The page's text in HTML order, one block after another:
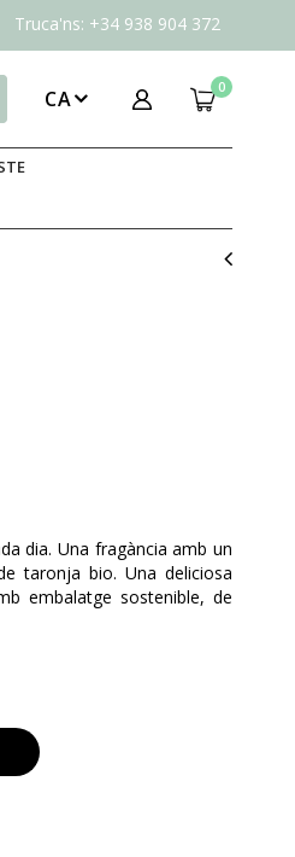
Truca'ns: +34 938 904 372
0
CA
dia. Una fragància amb un
taronja bio. Una deliciosa
embalatge sostenible, de